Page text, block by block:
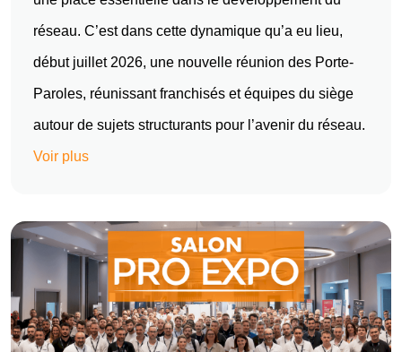
réseau. C’est dans cette dynamique qu’a eu lieu,
début juillet 2026, une nouvelle réunion des Porte-
Paroles, réunissant franchisés et équipes du siège
autour de sujets structurants pour l’avenir du réseau.
Voir plus